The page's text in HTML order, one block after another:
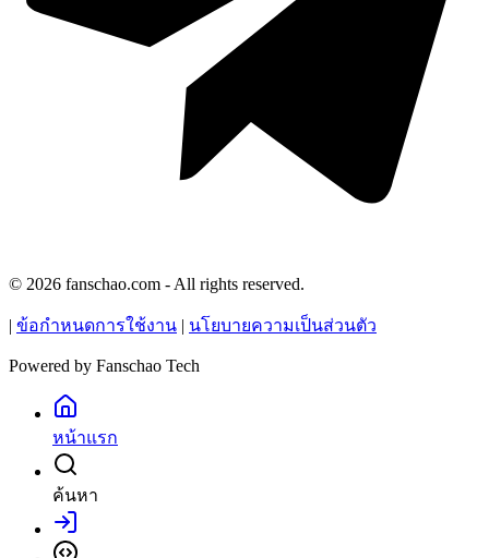
© 2026 fanschao.com - All rights reserved.
ข้อกำหนดการใช้งาน นโยบายความเป็นส่วนตัว
Powered by Fanschao Tech
หน้าแรก
ค้นหา
เข้าสู่ระบบ